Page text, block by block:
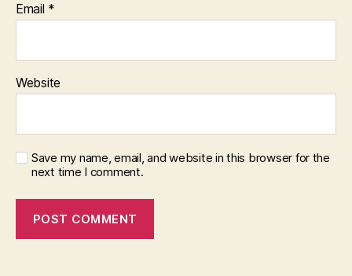
Email *
Website
Save my name, email, and website in this browser for the
next time I comment.